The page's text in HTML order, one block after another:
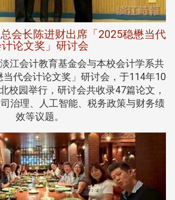
会长陈进财出席「2025稳懋当代
论文奖」研讨会
江会计教育基金会与本校会计学系共
代会计论文奖」研讨会，于114年10
校园举行，研讨会共收录47篇论文，
治理、人工智能、税务政策与财务绩
效等议题。